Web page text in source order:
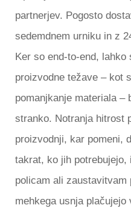
partnerjev. Pogosto
sedemdnem urniku in z
Ker so end-to-end,
proizvodne težave – kot
pomanjkanje materiala –
stranko. Notranja hitrost
proizvodnji, kar pomeni,
takrat, ko jih potrebujejo,
policam ali zaustavitvam
mehkega usnja